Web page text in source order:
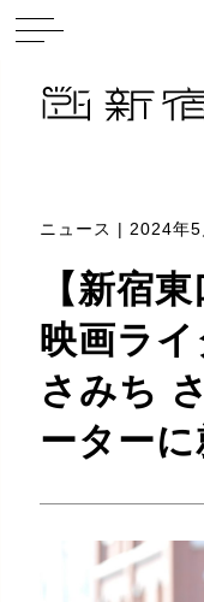
ニュース | 2024年
【新宿
映画ラ
さみち
ーターに